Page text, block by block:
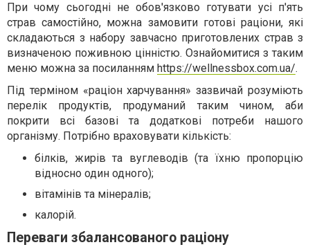
При чому сьогодні не обов'язково готувати усі п'ять
страв самостійно, можна замовити готові раціони, які
складаються з набору завчасно приготовлених страв з
визначеною поживною цінністю. Ознайомитися з таким
меню можна за посиланням https://wellnessbox.com.ua/.
Під терміном «раціон харчування» зазвичай розуміють
перелік продуктів, продуманий таким чином, аби
покрити всі базові та додаткові потреби нашого
організму. Потрібно враховувати кількість:
білків, жирів та вуглеводів (та їхню пропорцію
відносно один одного);
вітамінів та мінералів;
калорій.
Переваги збалансованого раціону